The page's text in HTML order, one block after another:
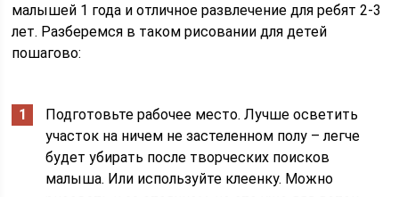
малышей 1 года и отличное развлечение для ребят 2-3
лет. Разберемся в таком рисовании для детей
пошагово:
Подготовьте рабочее место. Лучше осветить
участок на ничем не застеленном полу – легче
будет убирать после творческих поисков
малыша. Или используйте клеенку. Можно